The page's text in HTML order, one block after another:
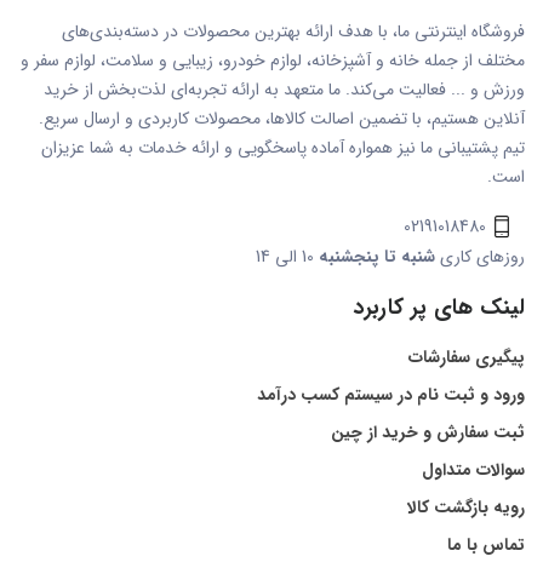
فروشگاه اینترنتی ما، با هدف ارائه بهترین محصولات در دسته‌بندی‌های
مختلف از جمله خانه و آشپزخانه، لوازم خودرو، زیبایی و سلامت، لوازم سفر و
ورزش و ... فعالیت می‌کند. ما متعهد به ارائه تجربه‌ای لذت‌بخش از خرید
آنلاین هستیم، با تضمین اصالت کالاها، محصولات کاربردی و ارسال سریع.
تیم پشتیبانی ما نیز همواره آماده پاسخگویی و ارائه خدمات به شما عزیزان
است.
02191018480
روزهای کاریشنبه تا پنجشنبه
لینک های پر کاربرد
پیگیری سفارشات
ورود و ثبت نام در سیستم کسب درآمد
ثبت سفارش و خرید از چین
سوالات متداول
رویه بازگشت کالا
تماس با ما